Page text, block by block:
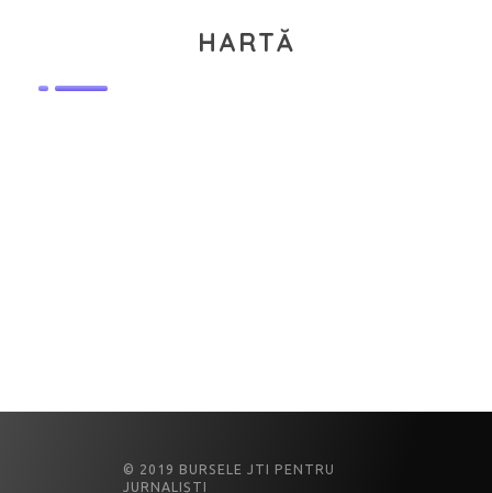
HARTĂ
© 2019 BURSELE JTI PENTRU
JURNALIȘTI